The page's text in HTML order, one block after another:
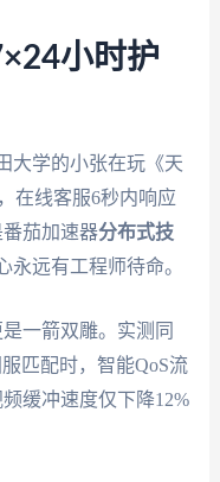
小时护
大学的小张在玩《天
在线客服6秒内响应
茄加速器分布式技
远有工程师待命。
一箭双雕。实测同
匹配时，智能QoS流
缓冲速度仅下降12%